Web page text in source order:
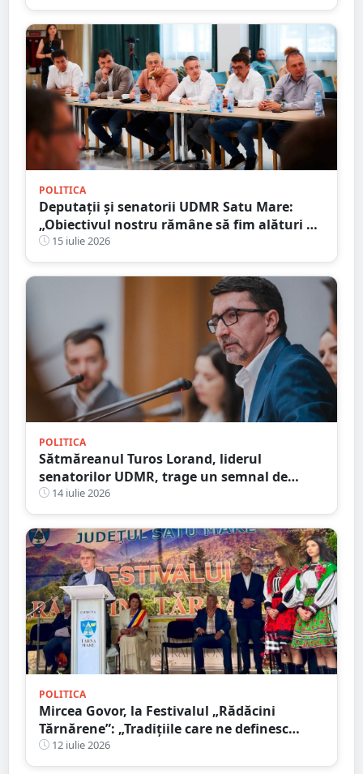
POLITICA
Deputații și senatorii UDMR Satu Mare:
„Obiectivul nostru rămâne să fim alături de
comunitățile locale”
15 iulie 2026
POLITICA
Sătmăreanul Turos Lorand, liderul
senatorilor UDMR, trage un semnal de
alarmă cu privire la anticipate: ”Ar pune
țara într-o vulnerabilitate uriașă”
14 iulie 2026
POLITICA
Mircea Govor, la Festivalul „Rădăcini
Tărnărene”: „Tradițiile care ne definesc
merită păstrate, promovate și duse mai
departe”
12 iulie 2026